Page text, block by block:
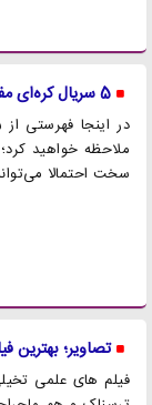
5 سریال کره‌ای مفرح و طنزآمیز که ذهن شما را آرام می‌کنند
ملاحظه خواهید
سخت احتمالا
تصاویر؛ بهترین
فیلم های علمی